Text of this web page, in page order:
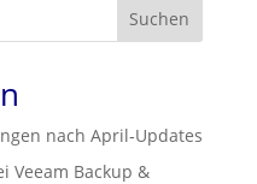
Suchen
nach April‑Updates
Veeam Backup &